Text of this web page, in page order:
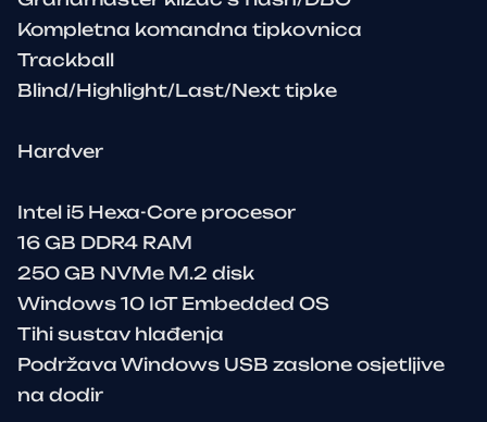
Kompletna komandna tipkovnica
Trackball
Blind/Highlight/Last/Next tipke
Hardver
Intel i5 Hexa-Core procesor
16 GB DDR4 RAM
250 GB NVMe M.2 disk
Windows 10 IoT Embedded OS
Tihi sustav hlađenja
Podržava Windows USB zaslone osjetljive
na dodir